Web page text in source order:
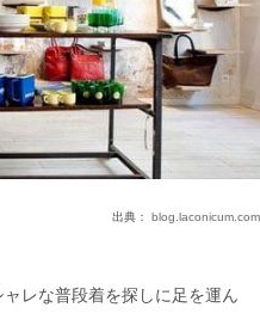
出典： blog.laconicum.com
レな普段着を探しに足を運ん